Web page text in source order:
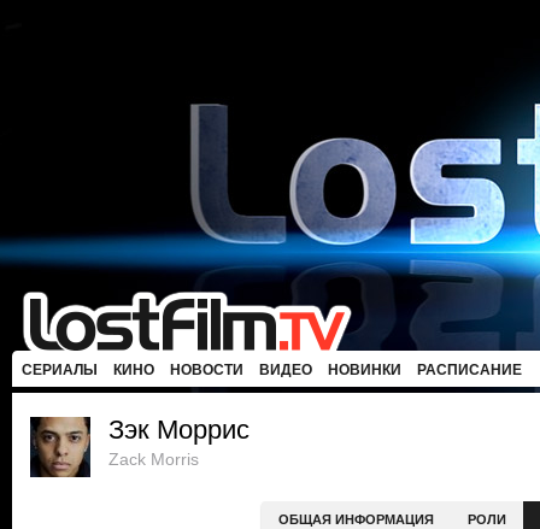
СЕРИАЛЫ КИНО НОВОСТИ ВИДЕО НОВИНКИ РАСПИСАНИЕ
Зэк Моррис
Zack Morris
ОБЩАЯ ИНФОРМАЦИЯ РОЛИ